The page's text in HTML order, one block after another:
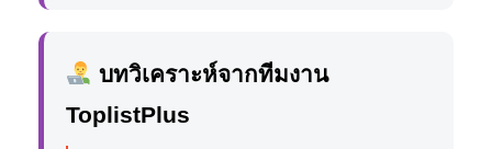
บทวิเคราะห์จากทีมงาน
ToplistPlus